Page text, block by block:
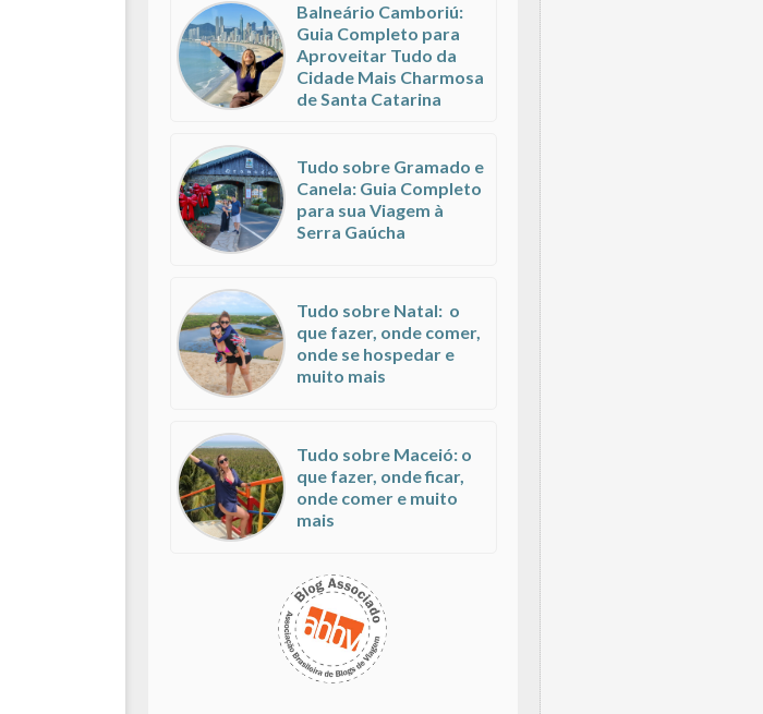
Balneário Camboriú:
Guia Completo para
Aproveitar Tudo da
Cidade Mais Charmosa
de Santa Catarina
Tudo sobre Gramado e
Canela: Guia Completo
para sua Viagem à
Serra Gaúcha
Tudo sobre Natal: o
que fazer, onde comer,
onde se hospedar e
muito mais
Tudo sobre Maceió: o
que fazer, onde ficar,
onde comer e muito
mais